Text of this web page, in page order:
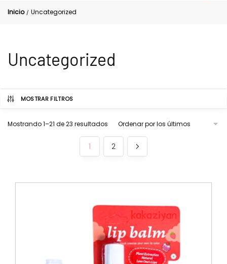
Inicio / Uncategorized
Uncategorized
MOSTRAR FILTROS
Mostrando 1–21 de 23 resultados
1 2